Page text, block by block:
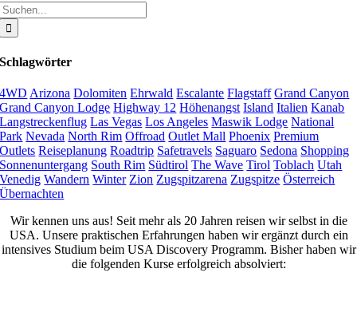
Schlagwörter
4WD Arizona Dolomiten Ehrwald Escalante Flagstaff Grand Canyon
Grand Canyon Lodge Highway 12 Höhenangst Island Italien Kanab
Langstreckenflug Las Vegas Los Angeles Maswik Lodge National
Park Nevada North Rim Offroad Outlet Mall Phoenix Premium
Outlets Reiseplanung Roadtrip Safetravels Saguaro Sedona Shopping
Sonnenuntergang South Rim Südtirol The Wave Tirol Toblach Utah
Venedig Wandern Winter Zion Zugspitzarena Zugspitze Österreich
Übernachten
Wir kennen uns aus! Seit mehr als 20 Jahren reisen wir selbst in die
USA. Unsere praktischen Erfahrungen haben wir ergänzt durch ein
intensives Studium beim USA Discovery Programm. Bisher haben wir
die folgenden Kurse erfolgreich absolviert: